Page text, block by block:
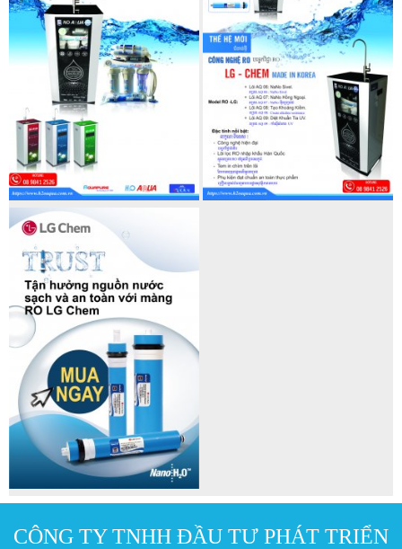
CÔNG TY TNHH ĐẦU TƯ PHÁT TRIỂN